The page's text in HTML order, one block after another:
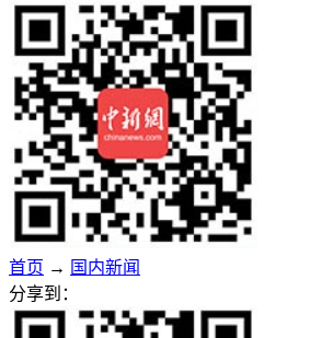
首页 → 国内新闻
分享到：